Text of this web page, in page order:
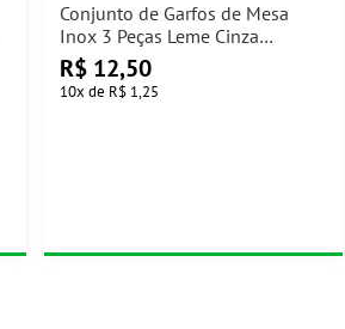
Conjunto de Garfos de Mesa
Inox 3 Peças Leme Cinza
Tramontina
R$ 12,50
10x de R$ 1,25